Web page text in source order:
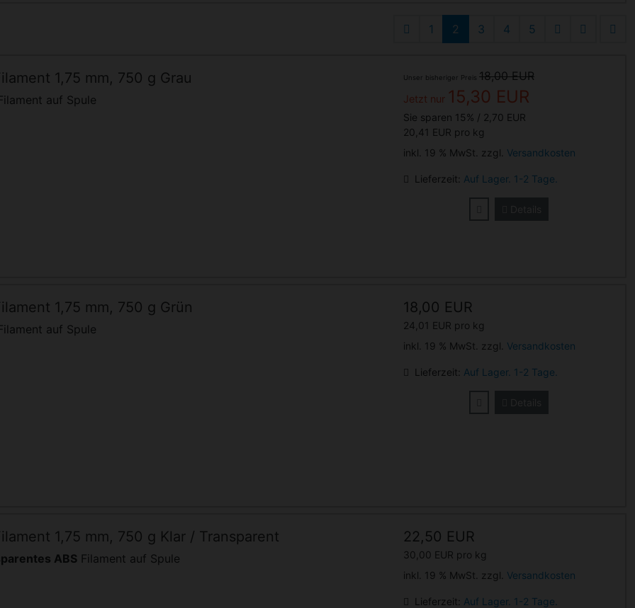
1 2 3 4 5
1,75 mm, 750 g Grau
auf Spule
Unser bisheriger Preis 18,00 EUR
Jetzt nur 15,30 EUR
Sie sparen 15% / 2,70 EUR
20,41 EUR pro kg
inkl. 19 % MwSt. zzgl. Versandkosten
Lieferzeit: Auf Lager. 1-2 Tage.
1,75 mm, 750 g Grün
auf Spule
18,00 EUR
24,01 EUR pro kg
inkl. 19 % MwSt. zzgl. Versandkosten
Lieferzeit: Auf Lager. 1-2 Tage.
1,75 mm, 750 g Klar / Transparent
ABS Filament auf Spule
22,50 EUR
30,00 EUR pro kg
inkl. 19 % MwSt. zzgl. Versandkosten
Lieferzeit: Auf Lager. 1-2 Tage.